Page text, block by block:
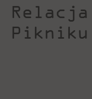
Pikniku